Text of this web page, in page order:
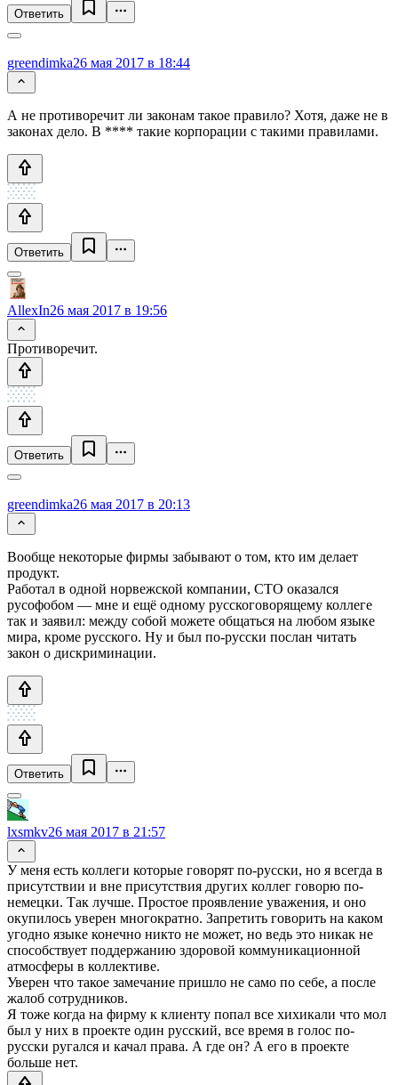
Ответить
greendimka26 мая 2017 в 18:44
А не противоречит ли законам такое правило? Хотя, даже не в
законах дело. В **** такие корпорации с такими правилами.
Ответить
AllexIn26 мая 2017 в 19:56
Противоречит.
Ответить
greendimka26 мая 2017 в 20:13
Вообще некоторые фирмы забывают о том, кто им делает
продукт.
Работал в одной норвежской компании, CTO оказался
русофобом — мне и ещё одному русскоговорящему коллеге
так и заявил: между собой можете общаться на любом языке
мира, кроме русского. Ну и был по-русски послан читать
закон о дискриминации.
Ответить
lxsmkv26 мая 2017 в 21:57
У меня есть коллеги которые говорят по-русски, но я всегда в
присутствии и вне присутствия других коллег говорю по-
немецки. Так лучше. Простое проявление уважения, и оно
окупилось уверен многократно. Запретить говорить на каком
угодно языке конечно никто не может, но ведь это никак не
способствует поддержанию здоровой коммуникационной
атмосферы в коллективе.
Уверен что такое замечание пришло не само по себе, а после
жалоб сотрудников.
Я тоже когда на фирму к клиенту попал все хихикали что мол
был у них в проекте один русский, все время в голос по-
русски ругался и качал права. А где он? А его в проекте
больше нет.